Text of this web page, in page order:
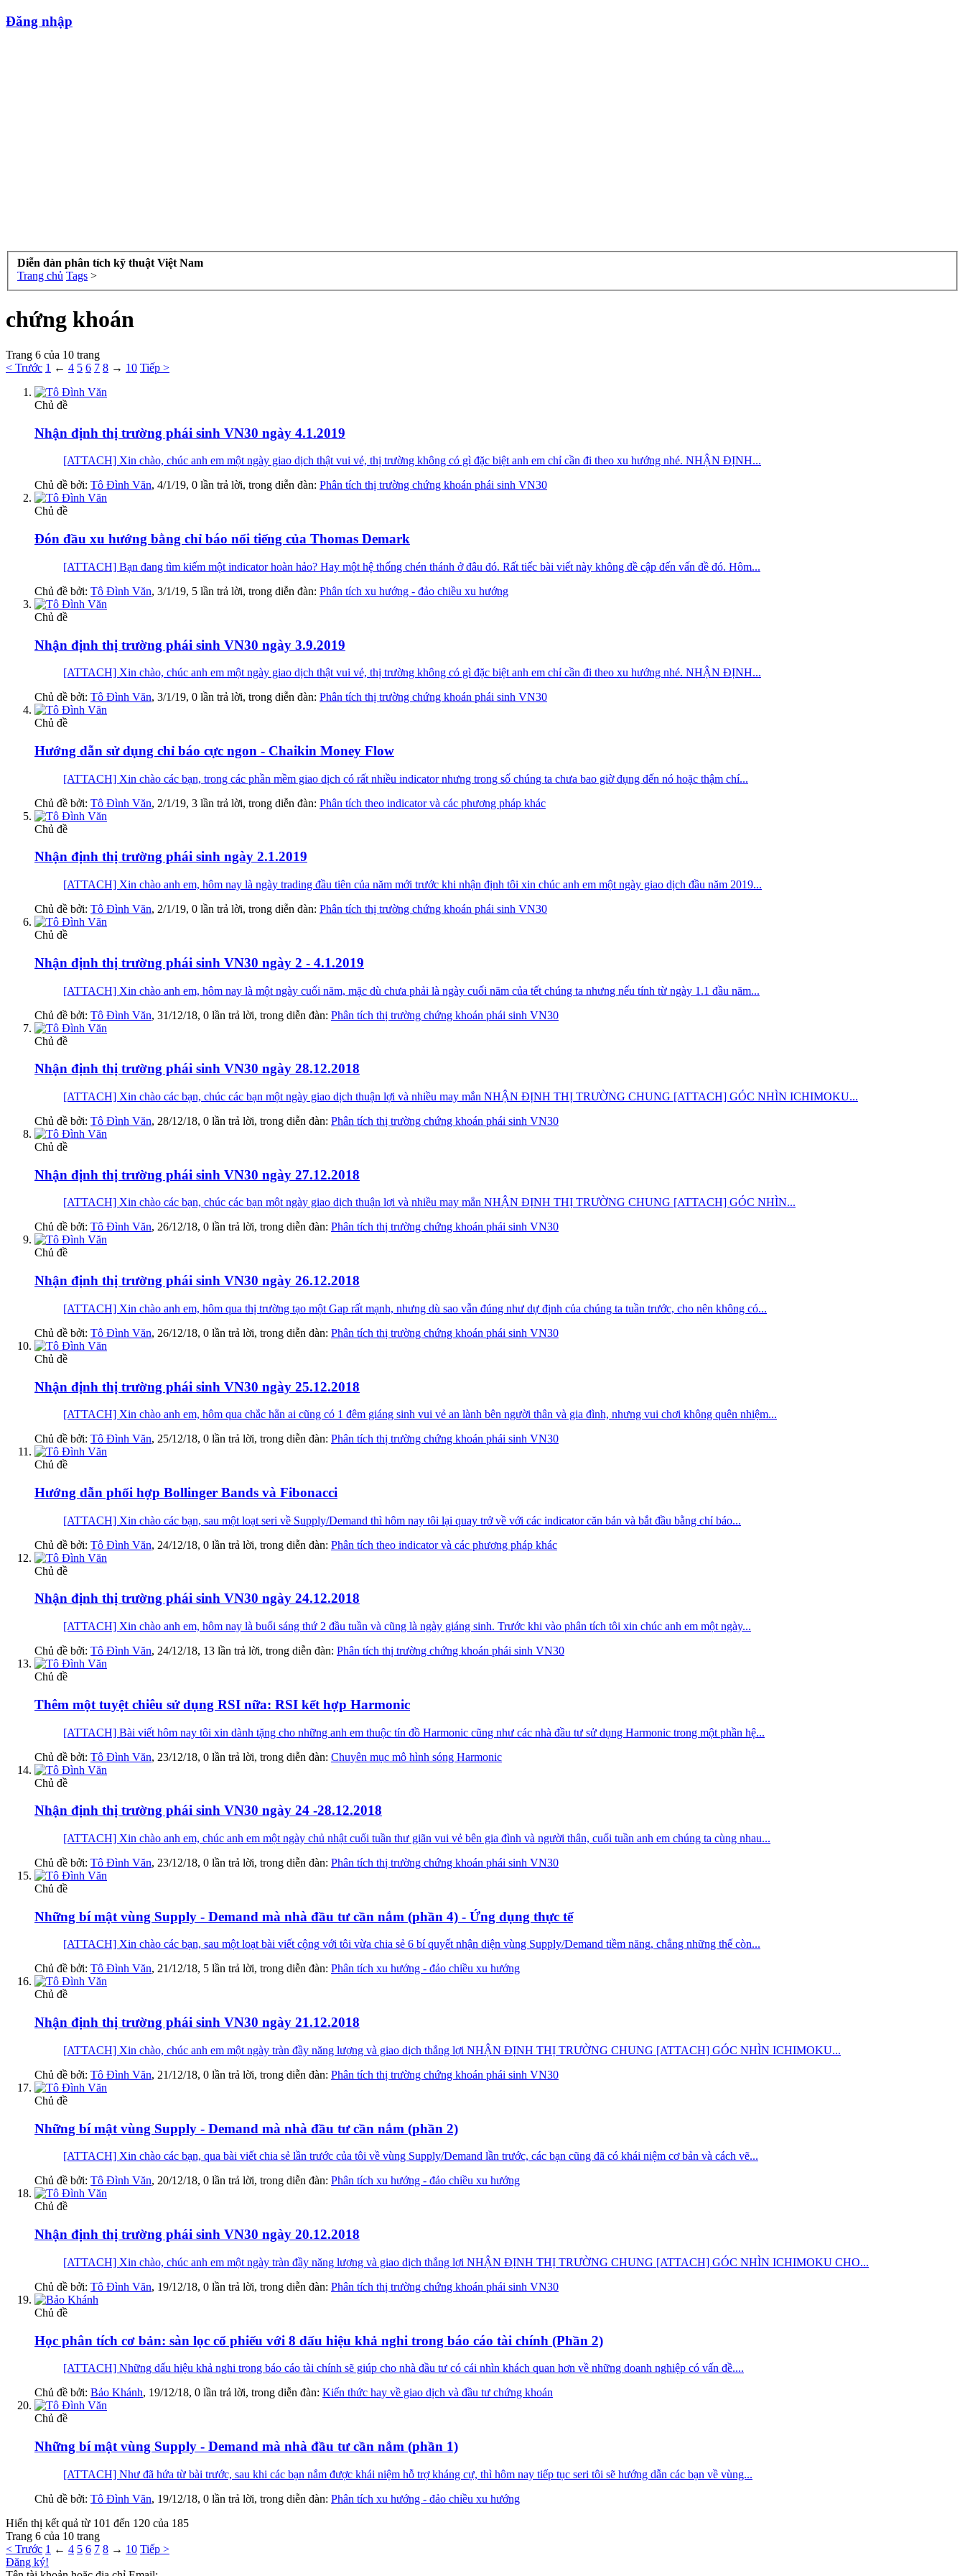
Đăng nhập
Diễn đàn phân tích kỹ thuật Việt Nam
Trang chủ Tags >
chứng khoán
Trang 6 của 10 trang
< Trước 1 ← 4 5 6 7 8 → 10 Tiếp >
Chủ đề
Nhận định thị trường phái sinh VN30 ngày 4.1.2019
[ATTACH] Xin chào, chúc anh em một ngày giao dịch thật vui vẻ, thị trường không có gì đặc biệt anh em chỉ cần đi theo xu hướng nhé. NHẬN ĐỊNH...
Chủ đề bởi: Tô Đình Văn, 4/1/19, 0 lần trả lời, trong diễn đàn: Phân tích thị trường chứng khoán phái sinh VN30
Chủ đề
Đón đầu xu hướng bằng chỉ báo nổi tiếng của Thomas Demark
[ATTACH] Bạn đang tìm kiếm một indicator hoàn hảo? Hay một hệ thống chén thánh ở đâu đó. Rất tiếc bài viết này không đề cập đến vấn đề đó. Hôm...
Chủ đề bởi: Tô Đình Văn, 3/1/19, 5 lần trả lời, trong diễn đàn: Phân tích xu hướng - đảo chiều xu hướng
Chủ đề
Nhận định thị trường phái sinh VN30 ngày 3.9.2019
[ATTACH] Xin chào, chúc anh em một ngày giao dịch thật vui vẻ, thị trường không có gì đặc biệt anh em chỉ cần đi theo xu hướng nhé. NHẬN ĐỊNH...
Chủ đề bởi: Tô Đình Văn, 3/1/19, 0 lần trả lời, trong diễn đàn: Phân tích thị trường chứng khoán phái sinh VN30
Chủ đề
Hướng dẫn sử dụng chỉ báo cực ngon - Chaikin Money Flow
[ATTACH] Xin chào các bạn, trong các phần mềm giao dịch có rất nhiều indicator nhưng trong số chúng ta chưa bao giờ đụng đến nó hoặc thậm chí...
Chủ đề bởi: Tô Đình Văn, 2/1/19, 3 lần trả lời, trong diễn đàn: Phân tích theo indicator và các phương pháp khác
Chủ đề
Nhận định thị trường phái sinh ngày 2.1.2019
[ATTACH] Xin chào anh em, hôm nay là ngày trading đầu tiên của năm mới trước khi nhận định tôi xin chúc anh em một ngày giao dịch đầu năm 2019...
Chủ đề bởi: Tô Đình Văn, 2/1/19, 0 lần trả lời, trong diễn đàn: Phân tích thị trường chứng khoán phái sinh VN30
Chủ đề
Nhận định thị trường phái sinh VN30 ngày 2 - 4.1.2019
[ATTACH] Xin chào anh em, hôm nay là một ngày cuối năm, mặc dù chưa phải là ngày cuối năm của tết chúng ta nhưng nếu tính từ ngày 1.1 đầu năm...
Chủ đề bởi: Tô Đình Văn, 31/12/18, 0 lần trả lời, trong diễn đàn: Phân tích thị trường chứng khoán phái sinh VN30
Chủ đề
Nhận định thị trường phái sinh VN30 ngày 28.12.2018
[ATTACH] Xin chào các bạn, chúc các bạn một ngày giao dịch thuận lợi và nhiều may mắn NHẬN ĐỊNH THỊ TRƯỜNG CHUNG [ATTACH] GÓC NHÌN ICHIMOKU...
Chủ đề bởi: Tô Đình Văn, 28/12/18, 0 lần trả lời, trong diễn đàn: Phân tích thị trường chứng khoán phái sinh VN30
Chủ đề
Nhận định thị trường phái sinh VN30 ngày 27.12.2018
[ATTACH] Xin chào các bạn, chúc các bạn một ngày giao dịch thuận lợi và nhiều may mắn NHẬN ĐỊNH THỊ TRƯỜNG CHUNG [ATTACH] GÓC NHÌN...
Chủ đề bởi: Tô Đình Văn, 26/12/18, 0 lần trả lời, trong diễn đàn: Phân tích thị trường chứng khoán phái sinh VN30
Chủ đề
Nhận định thị trường phái sinh VN30 ngày 26.12.2018
[ATTACH] Xin chào anh em, hôm qua thị trường tạo một Gap rất mạnh, nhưng dù sao vẫn đúng như dự định của chúng ta tuần trước, cho nên không có...
Chủ đề bởi: Tô Đình Văn, 26/12/18, 0 lần trả lời, trong diễn đàn: Phân tích thị trường chứng khoán phái sinh VN30
Chủ đề
Nhận định thị trường phái sinh VN30 ngày 25.12.2018
[ATTACH] Xin chào anh em, hôm qua chắc hẳn ai cũng có 1 đêm giáng sinh vui vẻ an lành bên người thân và gia đình, nhưng vui chơi không quên nhiệm...
Chủ đề bởi: Tô Đình Văn, 25/12/18, 0 lần trả lời, trong diễn đàn: Phân tích thị trường chứng khoán phái sinh VN30
Chủ đề
Hướng dẫn phối hợp Bollinger Bands và Fibonacci
[ATTACH] Xin chào các bạn, sau một loạt seri về Supply/Demand thì hôm nay tôi lại quay trở về với các indicator căn bản và bắt đầu bằng chỉ báo...
Chủ đề bởi: Tô Đình Văn, 24/12/18, 0 lần trả lời, trong diễn đàn: Phân tích theo indicator và các phương pháp khác
Chủ đề
Nhận định thị trường phái sinh VN30 ngày 24.12.2018
[ATTACH] Xin chào anh em, hôm nay là buổi sáng thứ 2 đầu tuần và cũng là ngày giáng sinh. Trước khi vào phân tích tôi xin chúc anh em một ngày...
Chủ đề bởi: Tô Đình Văn, 24/12/18, 13 lần trả lời, trong diễn đàn: Phân tích thị trường chứng khoán phái sinh VN30
Chủ đề
Thêm một tuyệt chiêu sử dụng RSI nữa: RSI kết hợp Harmonic
[ATTACH] Bài viết hôm nay tôi xin dành tặng cho những anh em thuộc tín đồ Harmonic cũng như các nhà đầu tư sử dụng Harmonic trong một phần hệ...
Chủ đề bởi: Tô Đình Văn, 23/12/18, 0 lần trả lời, trong diễn đàn: Chuyên mục mô hình sóng Harmonic
Chủ đề
Nhận định thị trường phái sinh VN30 ngày 24 -28.12.2018
[ATTACH] Xin chào anh em, chúc anh em một ngày chủ nhật cuối tuần thư giãn vui vẻ bên gia đình và người thân, cuối tuần anh em chúng ta cùng nhau...
Chủ đề bởi: Tô Đình Văn, 23/12/18, 0 lần trả lời, trong diễn đàn: Phân tích thị trường chứng khoán phái sinh VN30
Chủ đề
Những bí mật vùng Supply - Demand mà nhà đầu tư cần nắm (phần 4) - Ứng dụng thực tế
[ATTACH] Xin chào các bạn, sau một loạt bài viết cộng với tôi vừa chia sẻ 6 bí quyết nhận diện vùng Supply/Demand tiềm năng, chẳng những thế còn...
Chủ đề bởi: Tô Đình Văn, 21/12/18, 5 lần trả lời, trong diễn đàn: Phân tích xu hướng - đảo chiều xu hướng
Chủ đề
Nhận định thị trường phái sinh VN30 ngày 21.12.2018
[ATTACH] Xin chào, chúc anh em một ngày tràn đầy năng lượng và giao dịch thắng lợi NHẬN ĐỊNH THỊ TRƯỜNG CHUNG [ATTACH] GÓC NHÌN ICHIMOKU...
Chủ đề bởi: Tô Đình Văn, 21/12/18, 0 lần trả lời, trong diễn đàn: Phân tích thị trường chứng khoán phái sinh VN30
Chủ đề
Những bí mật vùng Supply - Demand mà nhà đầu tư cần nắm (phần 2)
[ATTACH] Xin chào các bạn, qua bài viết chia sẻ lần trước của tôi về vùng Supply/Demand lần trước, các bạn cũng đã có khái niệm cơ bản và cách vẽ...
Chủ đề bởi: Tô Đình Văn, 20/12/18, 0 lần trả lời, trong diễn đàn: Phân tích xu hướng - đảo chiều xu hướng
Chủ đề
Nhận định thị trường phái sinh VN30 ngày 20.12.2018
[ATTACH] Xin chào, chúc anh em một ngày tràn đầy năng lượng và giao dịch thắng lợi NHẬN ĐỊNH THỊ TRƯỜNG CHUNG [ATTACH] GÓC NHÌN ICHIMOKU CHO...
Chủ đề bởi: Tô Đình Văn, 19/12/18, 0 lần trả lời, trong diễn đàn: Phân tích thị trường chứng khoán phái sinh VN30
Chủ đề
Học phân tích cơ bản: sàn lọc cổ phiếu với 8 dấu hiệu khả nghi trong báo cáo tài chính (Phần 2)
[ATTACH] Những dấu hiệu khả nghi trong báo cáo tài chính sẽ giúp cho nhà đầu tư có cái nhìn khách quan hơn về những doanh nghiệp có vấn đề....
Chủ đề bởi: Bảo Khánh, 19/12/18, 0 lần trả lời, trong diễn đàn: Kiến thức hay về giao dịch và đầu tư chứng khoán
Chủ đề
Những bí mật vùng Supply - Demand mà nhà đầu tư cần nắm (phần 1)
[ATTACH] Như đã hứa từ bài trước, sau khi các bạn nắm được khái niệm hỗ trợ kháng cự, thì hôm nay tiếp tục seri tôi sẽ hướng dẫn các bạn về vùng...
Chủ đề bởi: Tô Đình Văn, 19/12/18, 0 lần trả lời, trong diễn đàn: Phân tích xu hướng - đảo chiều xu hướng
Hiển thị kết quả từ 101 đến 120 của 185
Trang 6 của 10 trang
< Trước 1 ← 4 5 6 7 8 → 10 Tiếp >
Đăng ký!